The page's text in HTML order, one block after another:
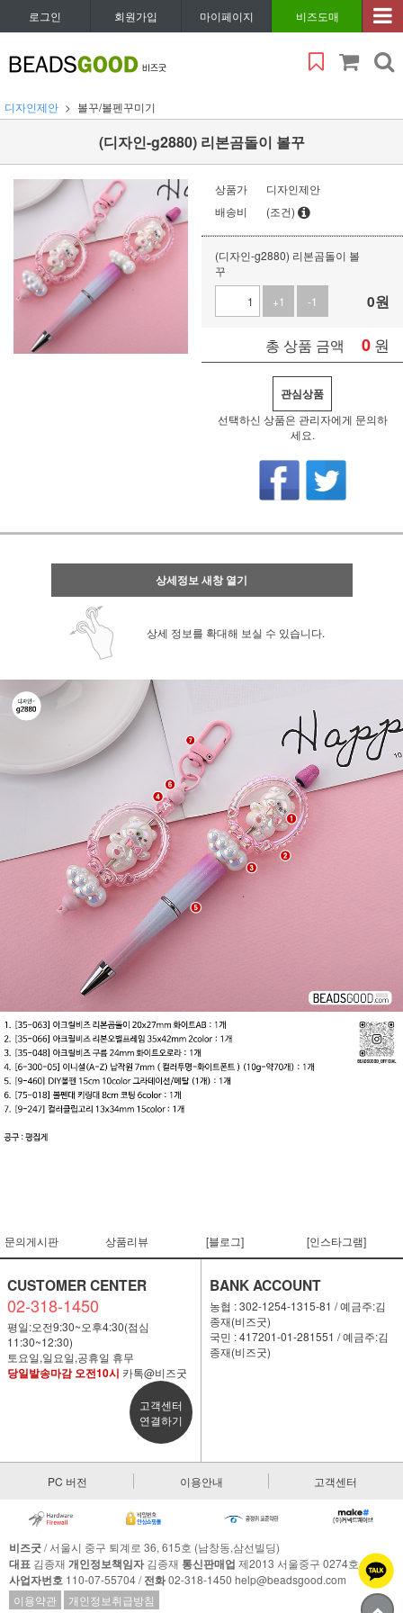
로그인 회원가입 마이페이지 비즈도매
디자인제안 볼꾸/볼펜꾸미기
(디자인-g2880) 리본곰돌이 볼꾸
상품가
디자인제안
배송비
(조건)
(디자인-g2880) 리본곰돌이 볼
꾸
+1
-1 0원
총 상품 금액 0 원
관심상품
선택하신 상품은 관리자에게 문의하
세요.
상세정보 새창 열기
상세 정보를 확대해 보실 수 있습니다.
문의게시판 상품리뷰 [블로그] [인스타그램]
CUSTOMER CENTER
02-318-1450
평일:오전9:30~오후4:30(점심
11:30~12:30)
토요일,일요일,공휴일 휴무
당일발송마감 오전10시 카톡@비즈굿
고객센터
연결하기
BANK ACCOUNT
농협 : 302-1254-1315-81 / 예금주:김
종재(비즈굿)
국민 : 417201-01-281551 / 예금주:김
종재(비즈굿)
PC 버전 이용안내 고객센터
비즈굿/ 서울시 중구 퇴계로 36, 615호 (남창동,삼선빌딩)
대표 김종재 개인정보책임자김종재 통신판매업 제2013 서울중구 0274호
사업자번호 110-07-55704 /전화02-318-1450 help@beadsgood.com
이용약관
개인정보취급방침